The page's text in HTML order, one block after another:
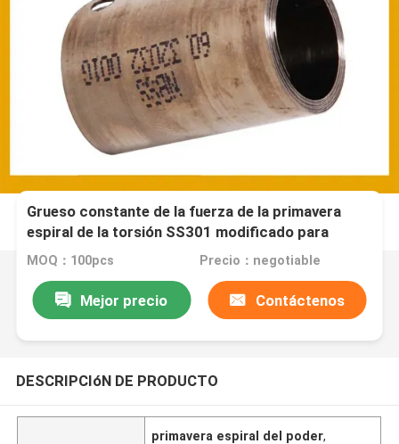
Grueso constante de la fuerza de la primavera
espiral de la torsión SS301 modificado para
requisitos particulares para las cintas métricas
MOQ：100pcs Precio：negotiable
Mejor precio Contáctenos
DESCRIPCIóN DE PRODUCTO
primavera espiral del poder,